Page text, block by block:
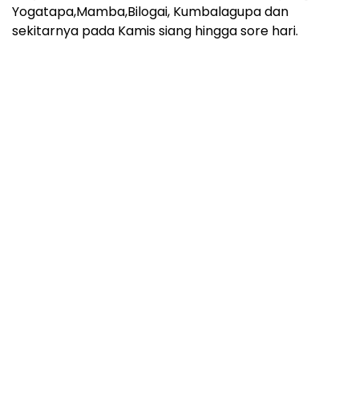
Yogatapa,Mamba,Bilogai, Kumbalagupa dan
sekitarnya pada Kamis siang hingga sore hari.